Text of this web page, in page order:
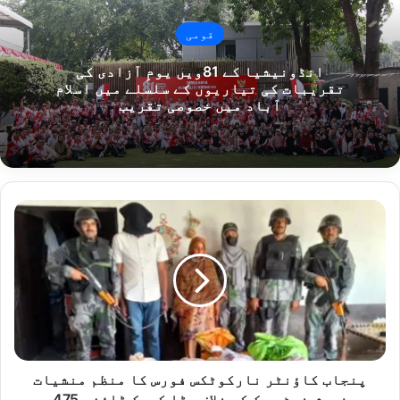
قومی
انڈونیشیا کے 81ویں یومِ آزادی کی
تقریبات کی تیاریوں کے سلسلے میں اسلام
آباد میں خصوصی تقریب
پنجاب
نارکوٹکس
منظم
منشیات
فروش
نیٹ
پنجاب کاؤنٹر نارکوٹکس فورس کا منظم منشیات